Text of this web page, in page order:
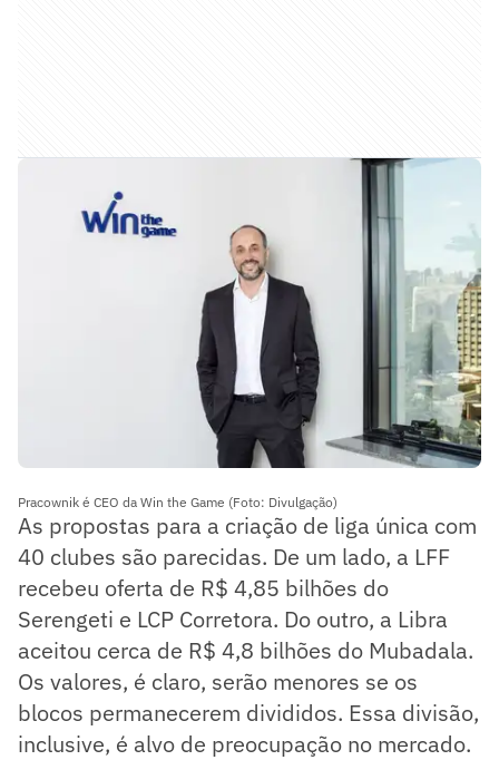
Pracownik é CEO da Win the Game (Foto: Divulgação)
As propostas para a criação de liga única com
40 clubes são parecidas. De um lado, a LFF
recebeu oferta de R$ 4,85 bilhões do
Serengeti e LCP Corretora. Do outro, a Libra
aceitou cerca de R$ 4,8 bilhões do Mubadala.
Os valores, é claro, serão menores se os
blocos permanecerem divididos. Essa divisão,
inclusive, é alvo de preocupação no mercado.